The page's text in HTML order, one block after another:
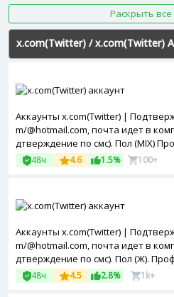
Раскрыть
x.com(Twitter) /x.com(Twitter)
Аккаунты x.com(Twitter) |
m/@hotmail.com, почта идет в
дтверждение по смс). Пол (MIX)
oken в комплекте.
48ч 4.6 1.5% 100+
Аккаунты x.com(Twitter) |
m/@hotmail.com, почта идет в
дтверждение по смс). Пол (Ж).
ухфакторная авторизация
кте. Зарегистрированы с MIX ip.
48ч 4.5 2.8% 1k+